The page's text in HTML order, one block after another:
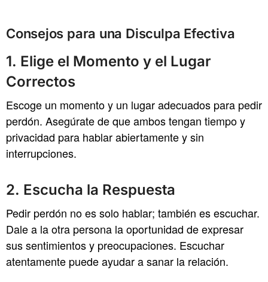
Consejos para una Disculpa Efectiva
1. Elige el Momento y el Lugar
Correctos
Escoge un momento y un lugar adecuados para pedir
perdón. Asegúrate de que ambos tengan tiempo y
privacidad para hablar abiertamente y sin
interrupciones.
2. Escucha la Respuesta
Pedir perdón no es solo hablar; también es escuchar.
Dale a la otra persona la oportunidad de expresar
sus sentimientos y preocupaciones. Escuchar
atentamente puede ayudar a sanar la relación.